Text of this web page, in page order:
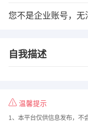
您不是企业账号，无
自我描述
温馨提示
1、本平台仅供信息发布，不